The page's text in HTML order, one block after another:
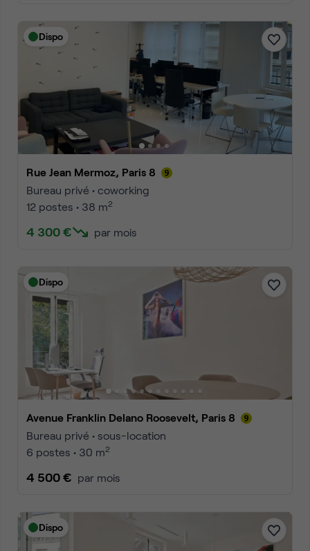
Dispo
Rue Jean Mermoz, Paris 8
Bureau privé • coworking
12 postes • 38 m2
4 300 € par mois
Dispo
Avenue Franklin Delano Roosevelt, Paris 8
Bureau privé • sous-location
6 postes • 30 m2
4 500 € par mois
Dispo